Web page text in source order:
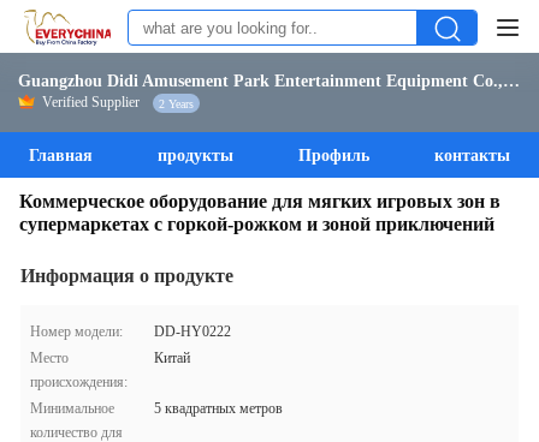
Guangzhou Didi Amusement Park Entertainment Equipment Co., Ltd.
Verified Supplier 2 Years
Главная продукты Профиль контакты
Коммерческое оборудование для мягких игровых зон в
супермаркетах с горкой-рожком и зоной приключений
Информация о продукте
Номер модели:
DD-HY0222
Место
происхождения:
Китай
Минимальное
количество для
5 квадратных метров